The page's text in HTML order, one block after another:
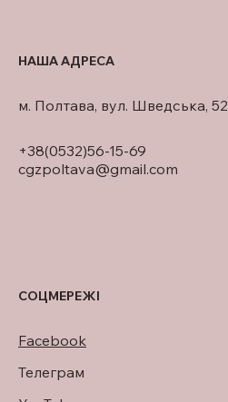
+38(0532)56-15-69
cgzpoltava@gmail.com
м. Полтава, вул. Шведська, 52
НАША АДРЕСА
СОЦМЕРЕЖІ
Facebook
Телеграм